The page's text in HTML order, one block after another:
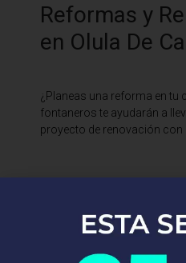
Reformas y
en Olula De
¿Planeas una reforma en tu
fontaneros te ayudarán a
proyecto de renovación con
En Fontaneros 24h Olula De
servicios de
necesidades. Ya sea una